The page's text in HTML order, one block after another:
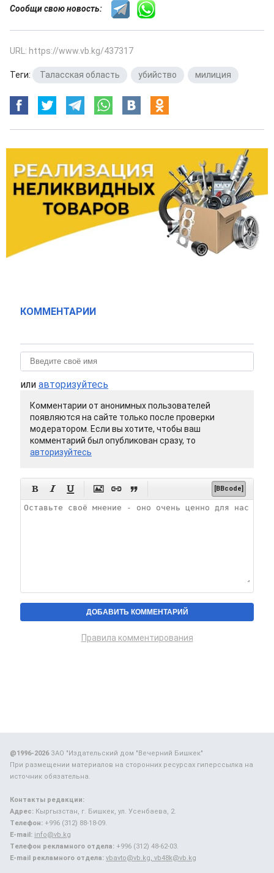
Сообщи свою новость:
URL: https://www.vb.kg/437317
Теги: Таласская область убийство милиция
КОММЕНТАРИИ
или авторизуйтесь
Комментарии от анонимных пользователей
появляются на сайте только после проверки
модератором. Если вы хотите, чтобы ваш
комментарий был опубликован сразу, то
авторизуйтесь
      [BBcode]
Правила комментирования
@1996-2026ЗАО "Издательский дом "Вечерний Бишкек"
При размещении материалов на сторонних ресурсах гиперссылка на
источник обязательна.
Контакты редакции:
Адрес: Кыргызстан, г. Бишкек, ул. Усенбаева, 2.
Телефон: +996 (312) 88-18-09.
E-mail: info@vb.kg
Телефон рекламного отдела: +996 (312) 48-62-03.
E-mail рекламного отдела: vbavto@vb.kg, vb48k@vb.kg